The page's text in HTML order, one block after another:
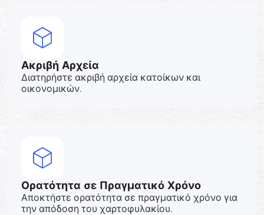
Ακριβή Αρχεία
Διατηρήστε ακριβή αρχεία κατοίκων και
οικονομικών.
Ορατότητα σε Πραγματικό Χρόνο
Αποκτήστε ορατότητα σε πραγματικό χρόνο για
την απόδοση του χαρτοφυλακίου.